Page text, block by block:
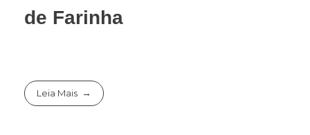
de Farinha
Leia Mais